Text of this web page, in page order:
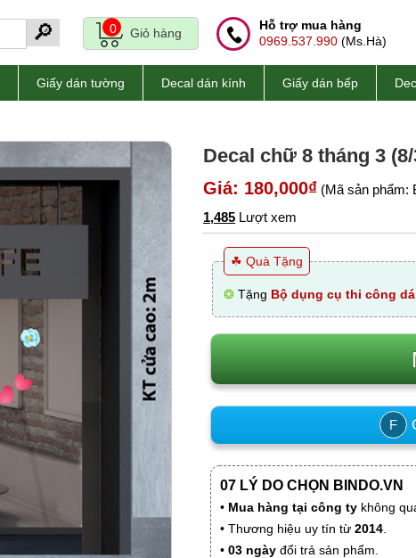
🔎 0 Giỏ hàng
Hỗ trợ mua hàng
0969.537.990 (Ms.Hà)
Giấy dán tường Decal dán kính Giấy dán bếp
Decal chữ 8 tháng 3
Giá: 180,000₫ (Mã sản phẩm:
1,485 Lượt xem
☘ Quà Tặng
❂ Tặng Bộ dụng cụ thi công
F
07 LÝ DO CHỌN BINDO.VN
• Mua hàng tại công ty không
• Thương hiệu uy tín từ 2014
• 03 ngày đổi trả sản phẩm.